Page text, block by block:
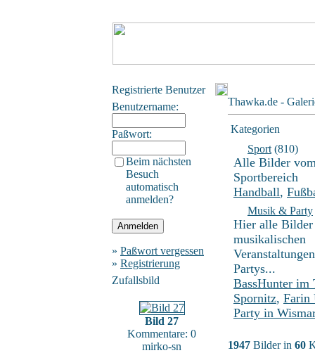
Registrierte Benutzer
Benutzername:
Paßwort:
Beim nächsten
Besuch
automatisch
anmelden?
» Paßwort vergessen
» Registrierung
Zufallsbild
Bild 27
Kommentare: 0
mirko-sn
Thawka.de -
Kategorien
Sport (810)
Alle Bilder
Sportbereich
Handball,
Musik & Party
Hier alle
musikalischen
Partys...
BassHunter im
Spornitz, Farin
Party in
1947 Bilder in 60